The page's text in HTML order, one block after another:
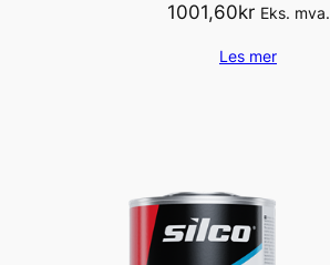
1001,60kr Eks. mva.
Les mer